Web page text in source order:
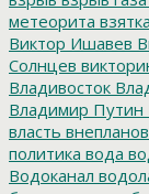
метеорита взятка
Виктор Ишавев
Солнцев
Владивосток
Владимир Путин
власть
политика вода
Водоканал